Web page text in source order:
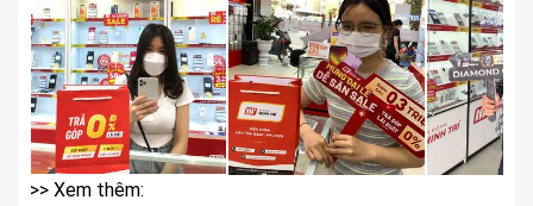
>> Xem thêm: